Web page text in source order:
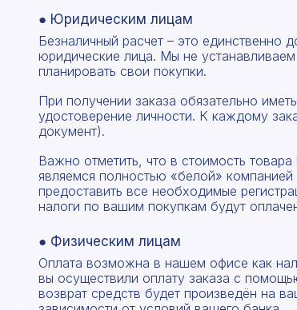
● Юридическим лицам
Безналичный расчет – это единственно
юридические лица. Мы не
планировать свои покупки.
При получении заказа обязательно
удостоверение личности. К каждому
документ).
Важно отметить, что в стоимость
являемся полностью «белой»
предоставить все необходимые
налоги по вашим покупкам будут
● Физическим лицам
Оплата возможна в нашем офисе как
вы осуществили оплату заказа с
возврат средств будет произведён на